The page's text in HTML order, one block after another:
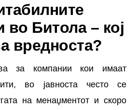
во Битола – кој
вредноста?
за компании кои имаат
во јавноста често се
на менаџментот и скоро